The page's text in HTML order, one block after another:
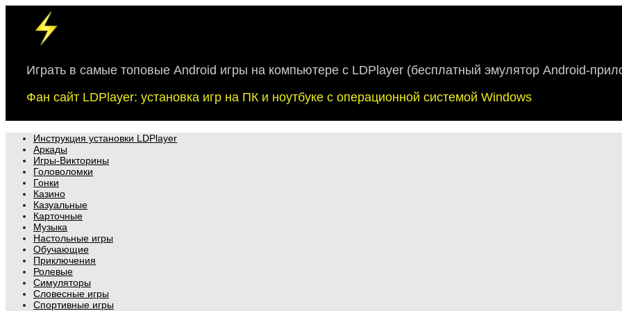
content
Играть в самые топовые Android игры на компьютере с LDPlayer (бесплатный эмулятор Android-
Фан сайт LDPlayer: установка игр на ПК и ноутбуке с операционной системой Windows
Инструкция установки LDPlayer
Аркады
Игры-Викторины
Головоломки
Гонки
Казино
Казуальные
Карточные
Музыка
Настольные игры
Обучающие
Приключения
Ролевые
Симуляторы
Словесные игры
Спортивные игры